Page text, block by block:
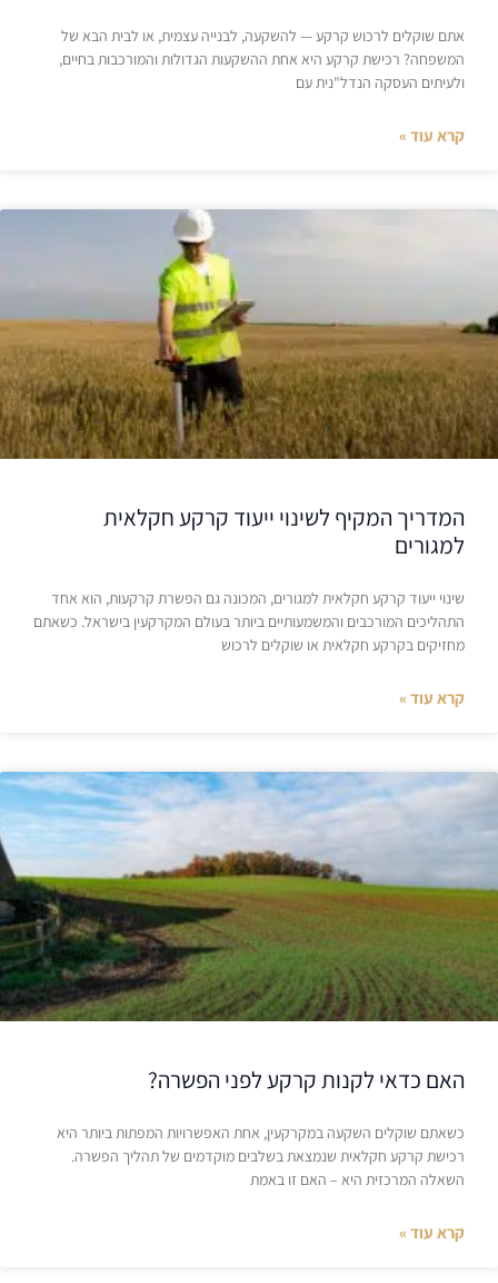
אתם שוקלים לרכוש קרקע — להשקעה, לבנייה עצמית, או לבית הבא של
המשפחה? רכישת קרקע היא אחת ההשקעות הגדולות והמורכבות בחיים,
ולעיתים העסקה הנדל"נית עם
קרא עוד »
המדריך המקיף לשינוי ייעוד קרקע חקלאית
למגורים
שינוי ייעוד קרקע חקלאית למגורים, המכונה גם הפשרת קרקעות, הוא אחד
התהליכים המורכבים והמשמעותיים ביותר בעולם המקרקעין בישראל. כשאתם
מחזיקים בקרקע חקלאית או שוקלים לרכוש
קרא עוד »
האם כדאי לקנות קרקע לפני הפשרה?
כשאתם שוקלים השקעה במקרקעין, אחת האפשרויות המפתות ביותר היא
רכישת קרקע חקלאית שנמצאת בשלבים מוקדמים של תהליך הפשרה.
השאלה המרכזית היא – האם זו באמת
קרא עוד »